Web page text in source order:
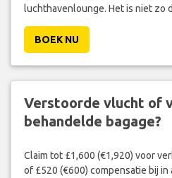
luchthavenlounge. Het is niet zo
BOEK NU
Verstoorde vlucht of
behandelde bagage?
Claim tot £1,600 (€1,920) voor
of £520 (€600) compensatie bij in